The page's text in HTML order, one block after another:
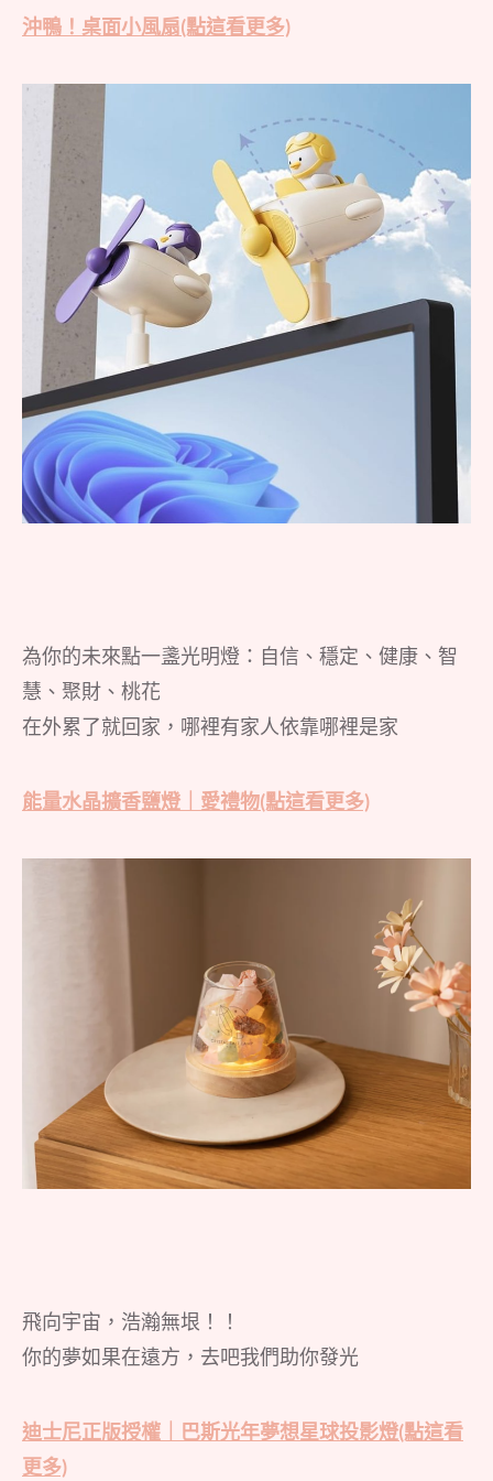
沖鴨！桌面小風扇(點這看更多)
為你的未來點一盞光明燈：自信、穩定、健康、智
慧、聚財、桃花
在外累了就回家，哪裡有家人依靠哪裡是家
能量水晶擴香鹽燈｜愛禮物(點這看更多)
飛向宇宙，浩瀚無垠！！
你的夢如果在遠方，去吧我們助你發光
迪士尼正版授權｜巴斯光年夢想星球投影燈(點這看
更多)